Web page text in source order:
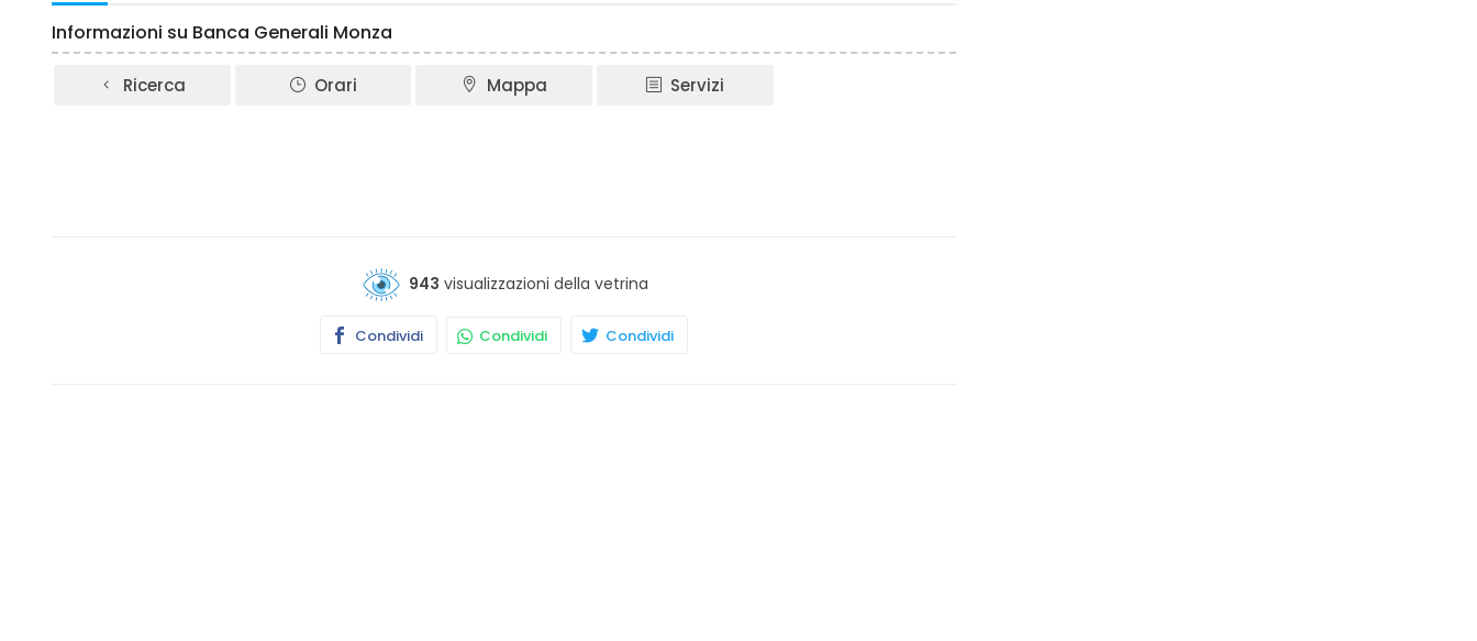
Informazioni su Banca Generali Monza
Ricerca Orari Mappa Servizi
943 visualizzazioni della vetrina
Condividi Condividi Condividi